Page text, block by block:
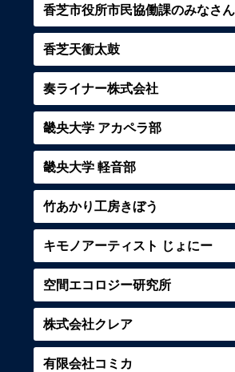
香芝市役所市民協働課のみなさん
香芝天衝太鼓
奏ライナー株式会社
畿央大学 アカペラ部
畿央大学 軽音部
竹あかり工房きぼう
キモノアーティスト じょにー
空間エコロジー研究所
株式会社クレア
有限会社コミカ